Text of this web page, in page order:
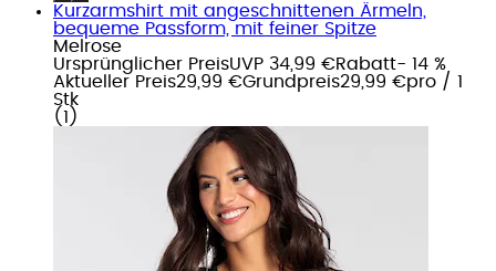
Kurzarmshirt mit angeschnittenen Ärmeln,
bequeme Passform, mit feiner Spitze
Melrose
Ursprünglicher PreisUVP 34,99 €Rabatt- 14 %
Aktueller Preis29,99 €Grundpreis29,99 €pro / 1
Stk
( 1 )